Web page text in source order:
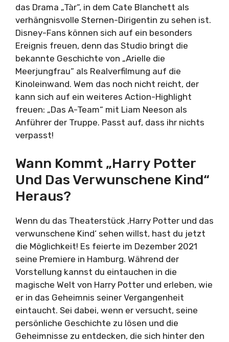
das Drama „Tàr“, in dem Cate Blanchett als
verhängnisvolle Sternen-Dirigentin zu sehen ist.
Disney-Fans können sich auf ein besonders
Ereignis freuen, denn das Studio bringt die
bekannte Geschichte von „Arielle die
Meerjungfrau“ als Realverfilmung auf die
Kinoleinwand. Wem das noch nicht reicht, der
kann sich auf ein weiteres Action-Highlight
freuen: „Das A-Team“ mit Liam Neeson als
Anführer der Truppe. Passt auf, dass ihr nichts
verpasst!
Wann Kommt „Harry Potter
Und Das Verwunschene Kind“
Heraus?
Wenn du das Theaterstück ‚Harry Potter und das
verwunschene Kind‘ sehen willst, hast du jetzt
die Möglichkeit! Es feierte im Dezember 2021
seine Premiere in Hamburg. Während der
Vorstellung kannst du eintauchen in die
magische Welt von Harry Potter und erleben, wie
er in das Geheimnis seiner Vergangenheit
eintaucht. Sei dabei, wenn er versucht, seine
persönliche Geschichte zu lösen und die
Geheimnisse zu entdecken, die sich hinter den